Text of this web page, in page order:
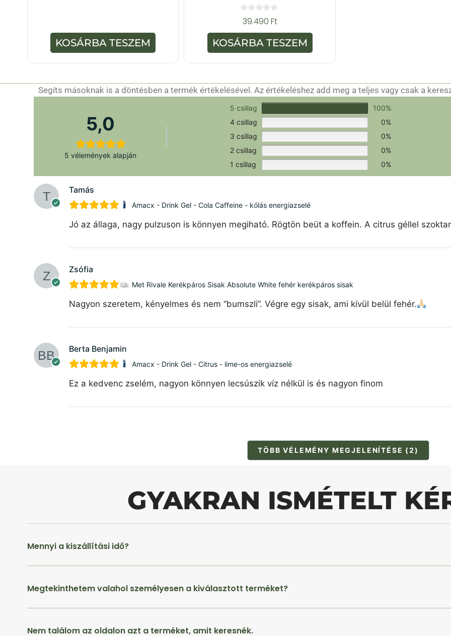
KOSÁRBA TESZEM
0
a
z
5
-
b
39.490 Ft
KOSÁRBA TESZEM
Értékeld a terméket!
Segíts másoknak is a döntésben a termék értékelésével. Az értékeléshez add meg a teljes vagy csak a
csak a hitelesítéshez szükséges.
5,0
5 vélemények alapján
5 csillag
100%
4 csillag
0%
3 csillag
0%
2 csillag
0%
1 csillag
0%
Tamás
Amacx - Drink Gel - Cola Caffeine - kólás energiazselé
Jó az állaga, nagy pulzuson is könnyen megiható. Rögtön beüt a koffein. A citrus géllel
Zsófia
Met Rivale Kerékpáros Sisak Absolute White fehér kerékpáros sisak
Nagyon szeretem, kényelmes és nem “bumszli”. Végre egy sisak, ami kívül belül fehér.
Berta Benjamin
Amacx - Drink Gel - Citrus - lime-os energiazselé
Ez a kedvenc zselém, nagyon könnyen lecsúszik víz nélkül is és nagyon finom
TÖBB VÉLEMÉNY MEGJELENÍTÉSE (2)
GYAKRAN ISMÉTELT
Mennyi a kiszállítási idő?
Megtekinthetem valahol személyesen a kiválasztott terméket?
Nem találom az oldalon azt a terméket, amit keresnék.